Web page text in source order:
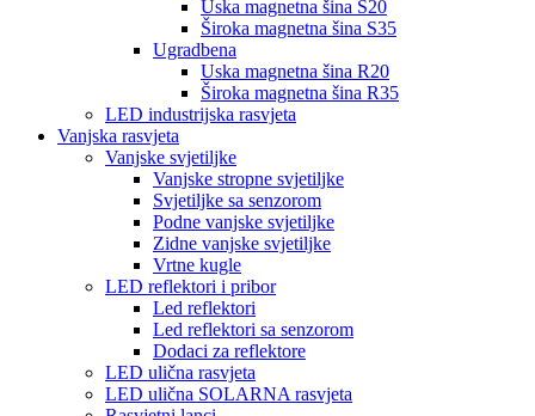
Uska magnetna šina S20
Široka magnetna šina S35
Ugradbena
Uska magnetna šina R20
Široka magnetna šina R35
LED industrijska rasvjeta
Vanjska rasvjeta
Vanjske svjetiljke
Vanjske stropne svjetiljke
Svjetiljke sa senzorom
Podne vanjske svjetiljke
Zidne vanjske svjetiljke
Vrtne kugle
LED reflektori i pribor
Led reflektori
Led reflektori sa senzorom
Dodaci za reflektore
LED ulična rasvjeta
LED ulična SOLARNA rasvjeta